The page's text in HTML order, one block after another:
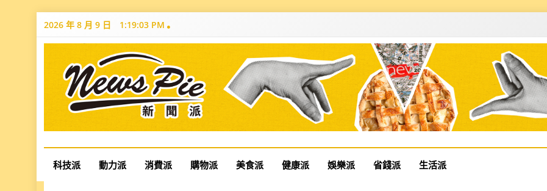
Skip
2026 年 8 月 9 日 1:19:04 PM
News Pie
最有料的新聞
科技派 動力派 消費派 購物派 美食派 健康派 娛樂派 省錢派 生活派